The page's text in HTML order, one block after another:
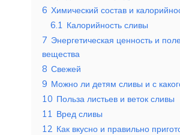
6 Химический состав и
6.1 Калорийность сливы
7 Энергетическая ценность и
вещества
8 Свежей
9 Можно ли детям сливы и с
10 Польза листьев и веток сливы
11 Вред сливы
12 Как вкусно и правильно